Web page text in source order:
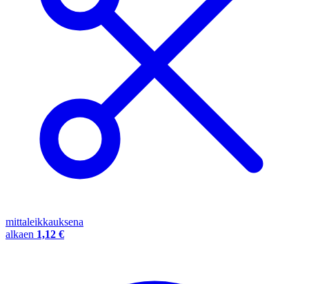
mittaleikkauksena
alkaen 1,12 €